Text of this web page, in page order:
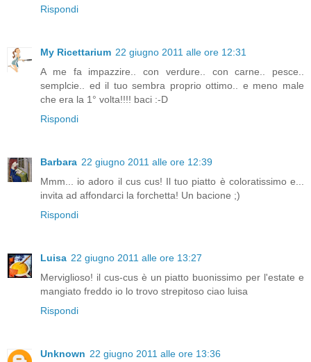
Rispondi
My Ricettarium 22 giugno 2011 alle ore 12:31
A me fa impazzire.. con verdure.. con carne.. pesce..
semplcie.. ed il tuo sembra proprio ottimo.. e meno male
che era la 1° volta!!!! baci :-D
Rispondi
Barbara 22 giugno 2011 alle ore 12:39
Mmm... io adoro il cus cus! Il tuo piatto è coloratissimo e...
invita ad affondarci la forchetta! Un bacione ;)
Rispondi
Luisa 22 giugno 2011 alle ore 13:27
Merviglioso! il cus-cus è un piatto buonissimo per l'estate e
mangiato freddo io lo trovo strepitoso ciao luisa
Rispondi
Unknown 22 giugno 2011 alle ore 13:36